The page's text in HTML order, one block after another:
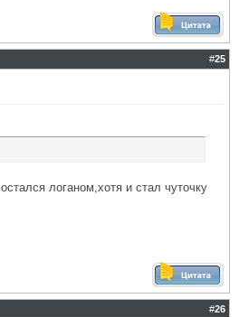
#25
логаном,хотя и стал чуточку
#26